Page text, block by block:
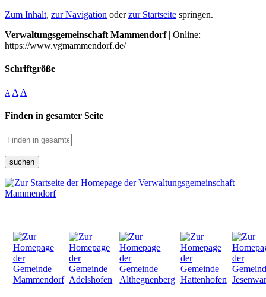
Zum Inhalt, zur Navigation oderzur Startseite springen.
Verwaltungsgemeinschaft Mammendorf| Online:
https://www.vgmammendorf.de/
Schriftgröße
A A A
Finden in gesamter Seite
suchen